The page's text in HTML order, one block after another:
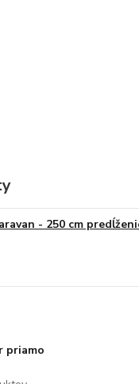
- 250 cm
priamo